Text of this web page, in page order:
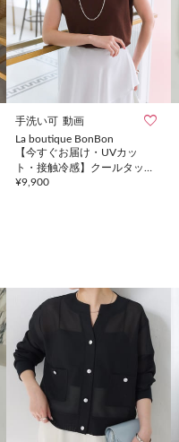
手洗い可 動画 
La boutique BonBon
【今すぐお届け・UVカッ
ト・接触冷感】クールタッチ
UVハイネックフレンチニッ
¥9,900